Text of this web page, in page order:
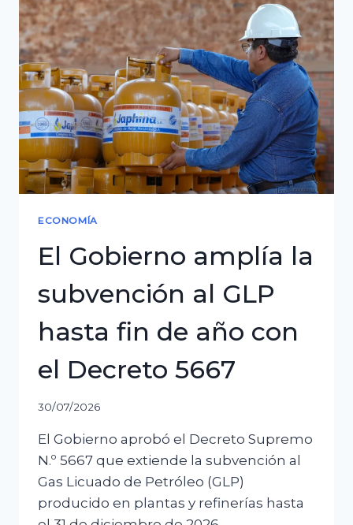
discrepan
sobre
la
confianza
en
la
banca
ECONOMÍA
El Gobierno amplía la
subvención al GLP
hasta fin de año con
el Decreto 5667
30/07/2026
El Gobierno aprobó el Decreto Supremo
N.º 5667 que extiende la subvención al
Gas Licuado de Petróleo (GLP)
producido en plantas y refinerías hasta